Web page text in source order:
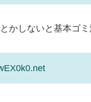
かしないと基本ゴ